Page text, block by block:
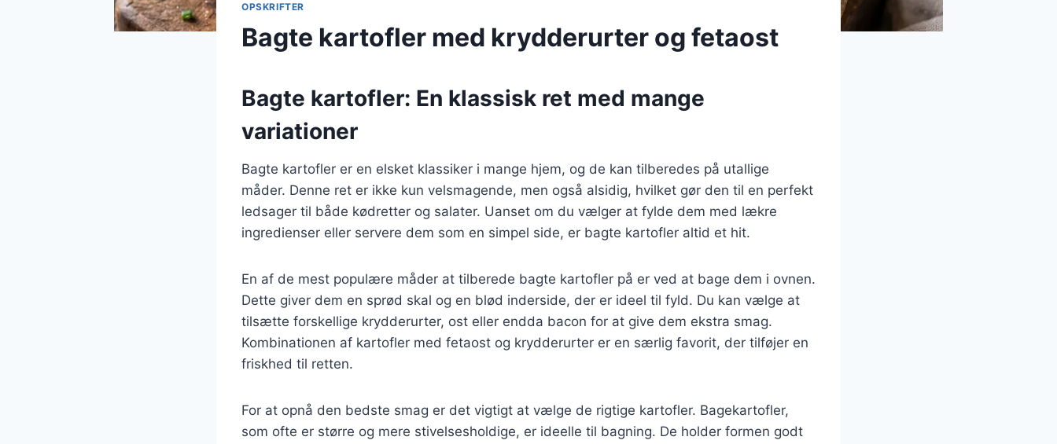
OPSKRIFTER
Bagte kartofler med krydderurter og fetaost
Bagte kartofler: En klassisk ret med mange
variationer
Bagte kartofler er en elsket klassiker i mange hjem, og de kan tilberedes på utallige
måder. Denne ret er ikke kun velsmagende, men også alsidig, hvilket gør den til en perfekt
ledsager til både kødretter og salater. Uanset om du vælger at fylde dem med lækre
ingredienser eller servere dem som en simpel side, er bagte kartofler altid et hit.
En af de mest populære måder at tilberede bagte kartofler på er ved at bage dem i ovnen.
Dette giver dem en sprød skal og en blød inderside, der er ideel til fyld. Du kan vælge at
tilsætte forskellige krydderurter, ost eller endda bacon for at give dem ekstra smag.
Kombinationen af kartofler med fetaost og krydderurter er en særlig favorit, der tilføjer en
friskhed til retten.
For at opnå den bedste smag er det vigtigt at vælge de rigtige kartofler. Bagekartofler,
som ofte er større og mere stivelsesholdige, er ideelle til bagning. De holder formen godt